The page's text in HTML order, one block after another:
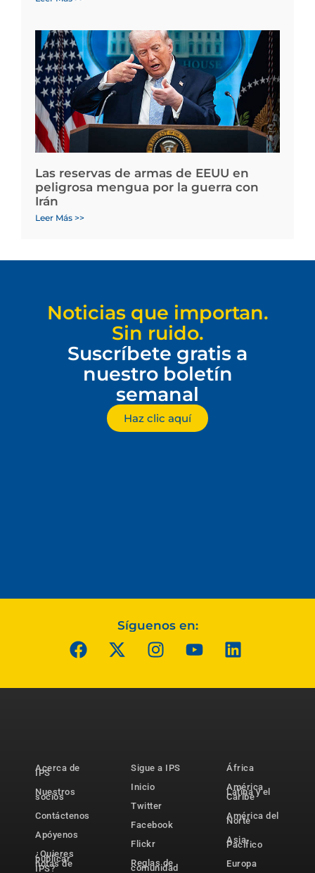
Las reservas de armas de EEUU en
peligrosa mengua por la guerra con
Irán
Leer Más >>
Noticias que importan.
Sin ruido.
Suscríbete gratis a
nuestro boletín
semanal
Haz clic aquí
Síguenos en:
Acerca de
IPS
Nuestros
socios
Contáctenos
Apóyenos
¿Quieres
publicar
notas de
IPS?
Sigue a IPS
Inicio
Twitter
Facebook
Flickr
Reglas de
comunidad
África
América
Latina y el
Caribe
América del
Norte
Asia-
Pacífico
Europa